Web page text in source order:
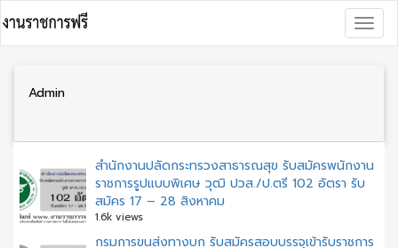
to
content
Admin
สำนักงานปลัดกระทรวงสาธารณสุข รับสมัครพนักงาน
ราชการรูปแบบพิเศษ วุฒิ ปวส./ป.ตรี 102 อัตรา รับ
สมัคร 17 – 28 สิงหาคม
1.6k views
กรมการขนส่งทางบก รับสมัครสอบบรรจุเข้ารับราชการ